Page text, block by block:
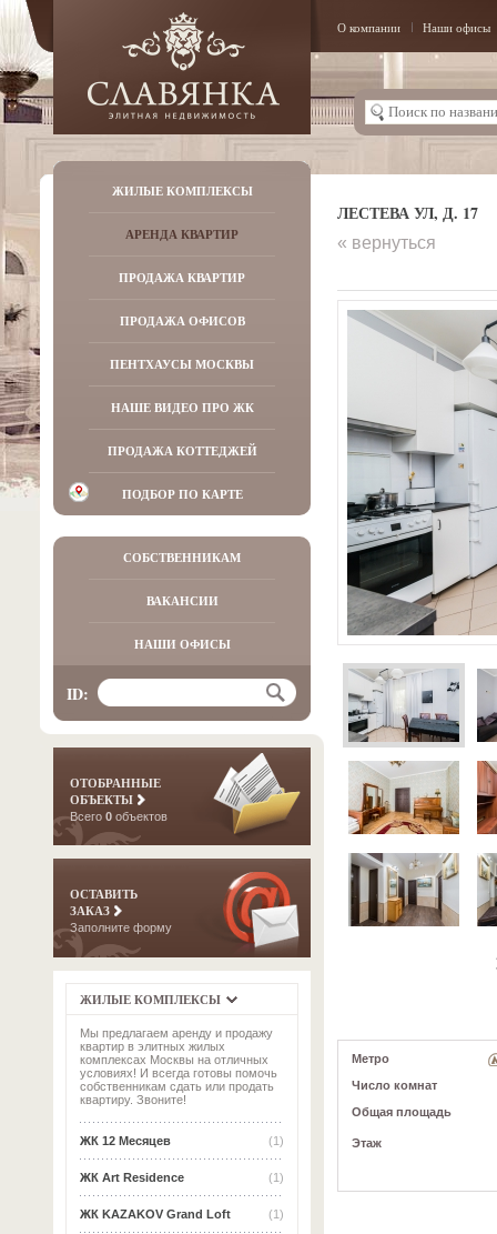
О компании Наши офисы
ЖИЛЫЕ КОМПЛЕКСЫ
АРЕНДА КВАРТИР
ПРОДАЖА КВАРТИР
ПРОДАЖА ОФИСОВ
ПЕНТХАУСЫ МОСКВЫ
НАШЕ ВИДЕО ПРО ЖК
ПРОДАЖА КОТТЕДЖЕЙ
ПОДБОР ПО КАРТЕ
СОБСТВЕННИКАМ
ВАКАНСИИ
НАШИ ОФИСЫ
ID:
ОТОБРАННЫЕ
ОБЪЕКТЫ
Всего 0 объектов
ОСТАВИТЬ
ЗАКАЗ
Заполните форму
ЖИЛЫЕ КОМПЛЕКСЫ
Мы предлагаем аренду и продажу
квартир в элитных жилых
комплексах Москвы на отличных
условиях! И всегда готовы помочь
собственникам сдать или продать
квартиру. Звоните!
(1)
ЖК 12 Месяцев
(1)
ЖК Art Residence
(1)
ЖК KAZAKOV Grand Loft
ЛЕСТЕВА УЛ, Д. 17
« вернуться
Метро
Число комнат
Общая площадь
Этаж